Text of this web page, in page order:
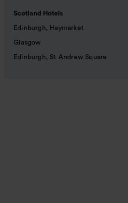
Scotland Hotels
Edinburgh, Haymarket
Glasgow
Edinburgh, St Andrew Square